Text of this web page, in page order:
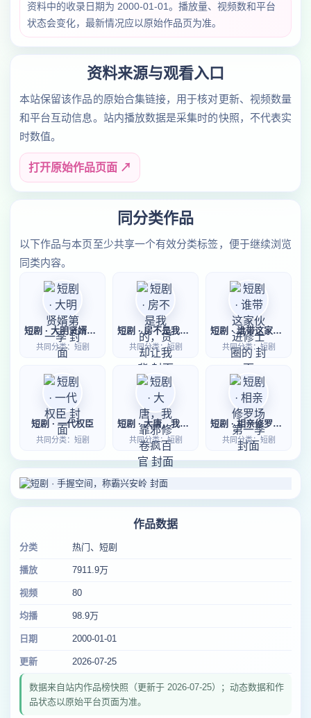
资料中的收录日期为 2000-01-01。播放量、视频数和平台
状态会变化，最新情况应以原始作品页为准。
资料来源与观看入口
本站保留该作品的原始合集链接，用于核对更新、视频数量
和平台互动信息。站内播放数据是采集时的快照，不代表实
时数值。
打开原始作品页面 ↗
同分类作品
以下作品与本页至少共享一个有效分类标签，便于继续浏览
同类内容。
短剧 · 大明贤婿第一季
共同分类：短剧
短剧 · 房不是我的，贷却让我背
共同分类：短剧
短剧 · 谁带这家伙进修士圈的
共同分类：短剧
短剧 · 一代权臣
共同分类：短剧
短剧 · 大唐，我靠邪修卷疯百官
共同分类：短剧
短剧 · 相亲修罗场第一季
共同分类：短剧
作品数据
分类 热门、短剧
播放 7911.9万
视频 80
均播 98.9万
日期 2000-01-01
更新 2026-07-25
数据来自站内作品榜快照（更新于 2026-07-25）；动态数据和作
品状态以原始平台页面为准。